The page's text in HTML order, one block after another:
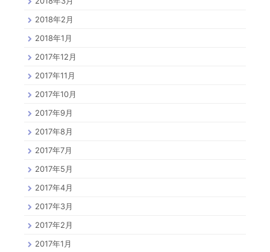
2018年2月
2018年1月
2017年12月
2017年11月
2017年10月
2017年9月
2017年8月
2017年7月
2017年5月
2017年4月
2017年3月
2017年2月
2017年1月